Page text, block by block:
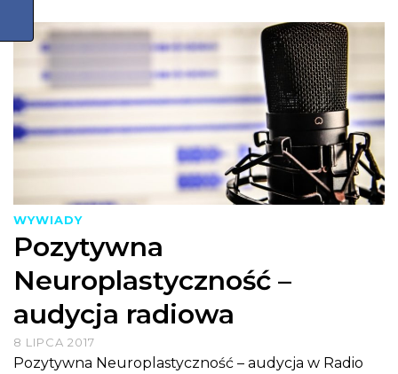
WYWIADY
Pozytywna
Neuroplastyczność –
audycja radiowa
8 LIPCA 2017
Pozytywna Neuroplastyczność – audycja w Radio